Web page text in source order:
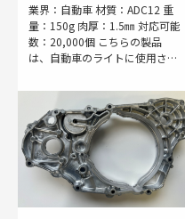
業界：自動車 材質：ADC12 重
量：150g 肉厚：1.5㎜ 対応可能
数：20,000個 こちらの製品
は、自動車のライトに使用され
ンクは、電子機器などの発熱す
る部品から熱を効率的に回収
し、加 […]